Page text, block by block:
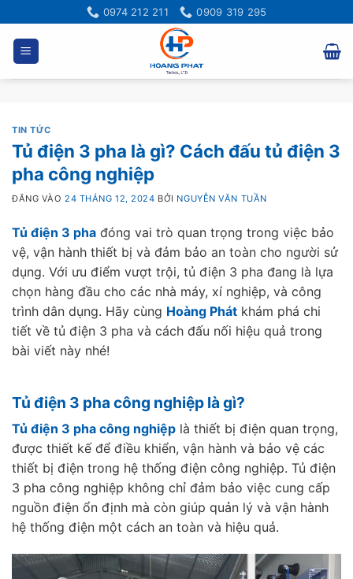
qua
dung
0974 212 211 0909 319 295
TIN TỨC
Tủ điện 3 pha là gì? Cách đấu tủ điện 3
pha công nghiệp
ĐĂNG VÀO 24 THÁNG 12, 2024 BỞI NGUYỄN VĂN TUẦN
Tủ điện 3 pha đóng vai trò quan trọng trong việc bảo
vệ, vận hành thiết bị và đảm bảo an toàn cho người sử
dụng. Với ưu điểm vượt trội, tủ điện 3 pha đang là lựa
chọn hàng đầu cho các nhà máy, xí nghiệp, và công
trình dân dụng. Hãy cùng Hoàng Phát khám phá chi
tiết về tủ điện 3 pha và cách đấu nối hiệu quả trong
bài viết này nhé!
Tủ điện 3 pha công nghiệp là gì?
Tủ điện 3 pha công nghiệp là thiết bị điện quan trọng,
được thiết kế để điều khiển, vận hành và bảo vệ các
thiết bị điện trong hệ thống điện công nghiệp. Tủ điện
3 pha công nghiệp không chỉ đảm bảo việc cung cấp
nguồn điện ổn định mà còn giúp quản lý và vận hành
hệ thống điện một cách an toàn và hiệu quả.